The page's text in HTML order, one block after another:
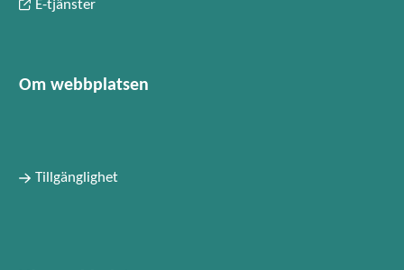
E-tjänster
Om webbplatsen
Tillgänglighet